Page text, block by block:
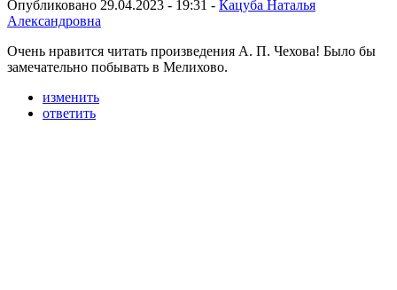
Опубликовано 29.04.2023 - 19:31 - Кацуба Наталья
Александровна
Очень нравится читать произведения А. П. Чехова! Было бы
замечательно побывать в Мелихово.
изменить
ответить